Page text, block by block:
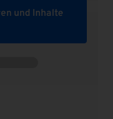
und Inhalte